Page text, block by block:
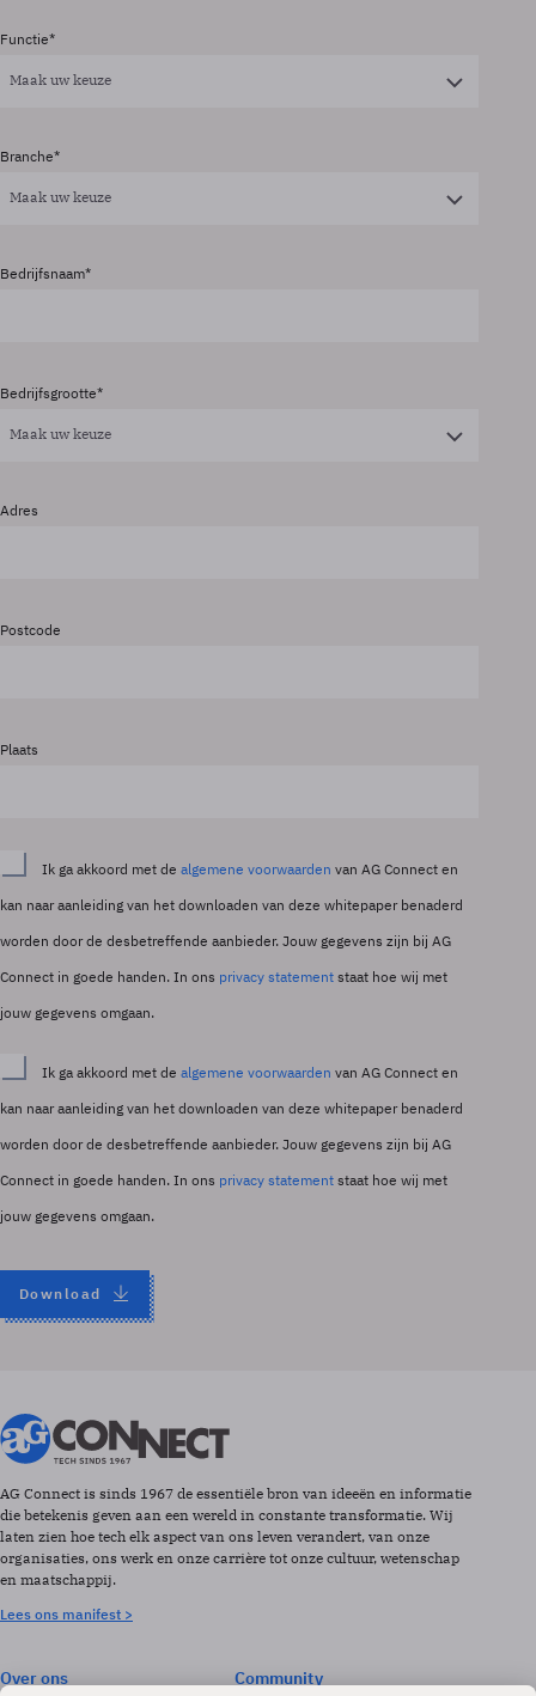
Functie
Maak uw keuze
Branche
Maak uw keuze
Bedrijfsnaam
Bedrijfsgrootte
Maak uw keuze
Adres
Postcode
Plaats
Ik ga akkoord met de algemene voorwaarden van AG Connect en
kan naar aanleiding van het downloaden van deze whitepaper benaderd
worden door de desbetreffende aanbieder. Jouw gegevens zijn bij AG
Connect in goede handen. In ons privacy statement staat hoe wij met
jouw gegevens omgaan.
Ik ga akkoord met de algemene voorwaarden van AG Connect en
kan naar aanleiding van het downloaden van deze whitepaper benaderd
worden door de desbetreffende aanbieder. Jouw gegevens zijn bij AG
Connect in goede handen. In ons privacy statement staat hoe wij met
jouw gegevens omgaan.
Download
AG Connect is sinds 1967 de essentiële bron van ideeën en informatie
die betekenis geven aan een wereld in constante transformatie. Wij
laten zien hoe tech elk aspect van ons leven verandert, van onze
organisaties, ons werk en onze carrière tot onze cultuur, wetenschap
en maatschappij.
Lees ons manifest >
Over ons Community